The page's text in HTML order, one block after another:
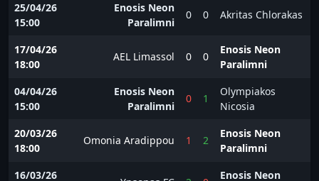
25/04/26
15:00
Enosis Neon
Paralimni
0 0 Akritas Chlorakas
17/04/26
18:00
AEL Limassol 0 0
Enosis Neon
Paralimni
04/04/26
15:00
Enosis Neon
Paralimni
0 1
Olympiakos
Nicosia
20/03/26
18:00
Omonia Aradippou 1 2
Enosis Neon
Paralimni
16/03/26
Enosis Neon